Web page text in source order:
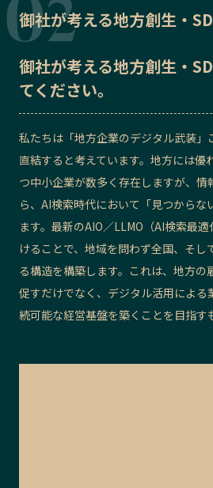
御社が考える地方創生・
御社が考える地方創生・
てください。
私たちは「地方企業のデジタル武装」
直結すると考えています。地方には優
つ中小企業が数多く存在しますが、情
ら、AI検索時代において「見つからな
ます。最新のAIO／LLMO（AI検索最
けることで、地域を問わず全国、そし
る構造を構築します。これは、地方の
促すだけでなく、デジタル活用による
続可能な経営基盤を築くことを目指す